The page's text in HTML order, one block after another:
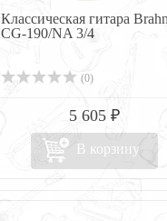
Классическая гитара
CG-190/NA 3/4
(0)
5 605 ₽
В корзину